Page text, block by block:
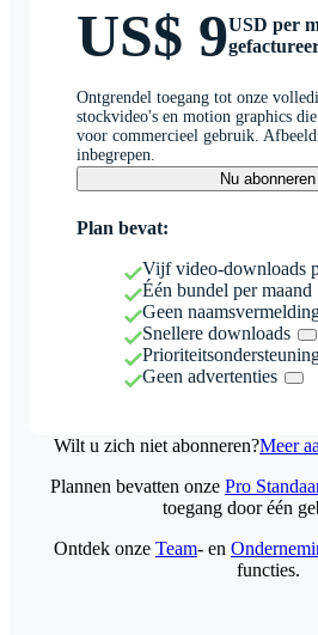
US$ 9USD per
Ontgrendel toegang tot onze
stockvideo's en motion graphics
voor commercieel gebruik.
inbegrepen.
Nu abonneren
Plan bevat:
Vijf video-downloads
Één bundel per maand
Geen
Snellere downloads
Geen advertenties
Wilt u zich niet abonneren?Meer
Plannen bevatten onze Pro
toegang door één
Ontdek onze Team- en
functies.